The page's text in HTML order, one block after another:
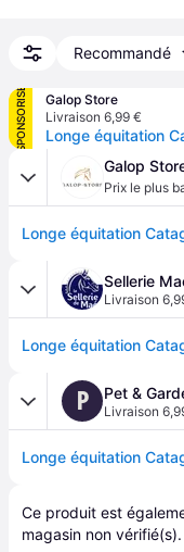
Recommandé
SPONSORISÉ
Galop Store
Livraison 6,99 €
Longe équitation
Galop
Prix le plus
Longe équitation
Sellerie
Livraison
Longe équitation
P Pet &
Livraison
Longe équitation
Ce produit est
magasin non vérifié(s).